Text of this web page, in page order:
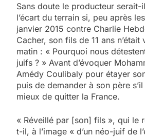
Sans doute le producteur serait-
l’écart du terrain si, peu après
janvier 2015 contre Charlie
Cacher, son fils de 11 ans
matin : « Pourquoi nous
juifs ? » Avant d’évoquer
Amédy Coulibaly pour étayer
puis de demander à son père
mieux de quitter la France.
« Réveillé par [son] fils », qui le
t-il, à l’image « d’un néo-juif de